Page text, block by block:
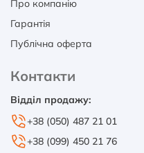
Про компанію
Гарантія
Публічна оферта
Контакти
Відділ продажу:
+38 (050) 487 21 01
+38 (099) 450 21 76